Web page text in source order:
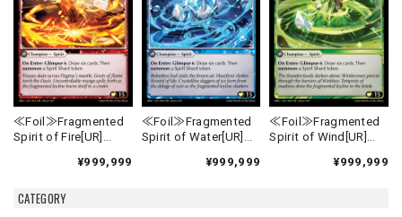
CATEGORY
≪Foil≫Fragmented
Spirit of Fire[UR]
¥999,999
≪Foil≫Fragmented
Spirit of Water[UR]
¥999,999
≪Foil≫Fragmented
Spirit of Wind[UR]
¥999,999